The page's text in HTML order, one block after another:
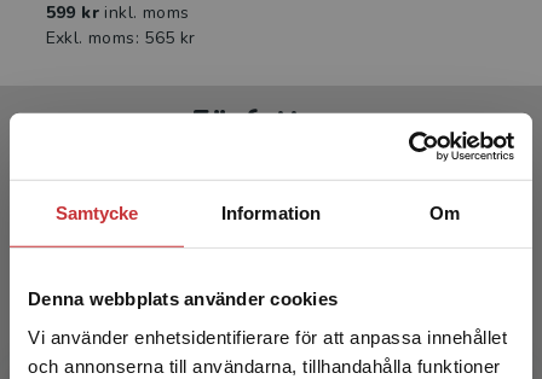
Samtycke Information Om
Denna webbplats använder cookies
Vi använder enhetsidentifierare för att anpassa innehållet
och annonserna till användarna, tillhandahålla funktioner
599 kr inkl. moms
Exkl. moms: 565 kr
Författare
Marie Therrydotter